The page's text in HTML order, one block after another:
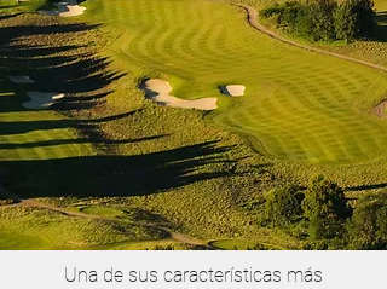
Una de sus características más